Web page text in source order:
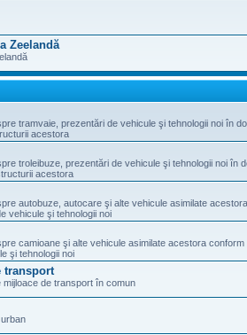
Zeelandă
tramvaie, prezentări de vehicule şi tehnologii noi în
acestora
troleibuze, prezentări de vehicule şi tehnologii noi în
acestora
autobuze, autocare şi alte vehicule asimilate
vehicule şi tehnologii noi
camioane şi alte vehicule asimilate acestora
şi tehnologii noi
transport
mijloace de transport în comun